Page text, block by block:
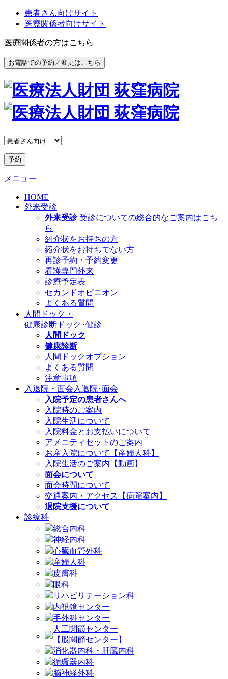
患者さん向けサイト
医療関係者向けサイト
医療関係者の方はこちら
お電話での予約／変更はこちら
予約
メニュー
HOME
外来受診
外来受診 受診についての総合的なご案内はこち
ら
紹介状をお持ちの方
紹介状をお持ちでない方
再診予約・予約変更
看護専門外来
診療予定表
セカンドオピニオン
よくある質問
人間ドック・
健康診断 ドック･健診
人間ドック
健康診断
人間ドックオプション
よくある質問
注意事項
入退院・面会 入退院･面会
入院予定の患者さんへ
入院時のご案内
入院生活について
入院料金とお支払いについて
アメニティセットのご案内
お産入院について【産婦人科】
入院生活のご案内【動画】
面会について
面会時間について
交通案内・アクセス【病院案内】
退院支援について
診療科
総合内科
神経内科
心臓血管外科
産婦人科
皮膚科
眼科
リハビリテーション科
内視鏡センター
手外科センター
人工関節センター
【股関節センター】
消化器内科・肝臓内科
循環器内科
脳神経外科